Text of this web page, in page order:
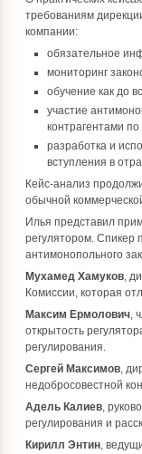
требованиям
компании:
обязательное
мониторинг
обучение как до
участие
контрагентами
разработка и
вступления в
Кейс-анализ
обычной
Илья представил
регулятором. Спикер
антимонопольного
Мухамед Хамуков,
Комиссии, которая
Максим Ермолович,
открытость
регулирования.
Сергей Максимов,
недобросовестной
Адель Калиев,
регулирования и
Кирилл Энтин,